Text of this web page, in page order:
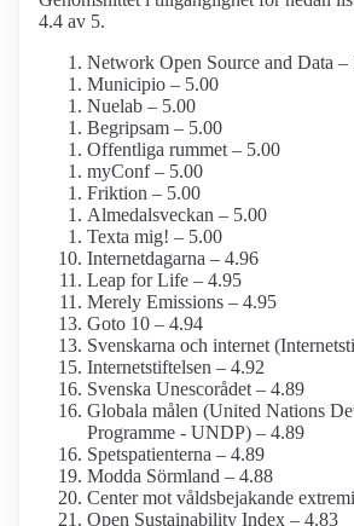
4.4 av 5.
Network Open Source and Data –
Municipio – 5.00
Nuelab – 5.00
Begripsam – 5.00
Offentliga rummet – 5.00
myConf – 5.00
Friktion – 5.00
Almedalsveckan – 5.00
Texta mig! – 5.00
Internetdagarna – 4.96
Leap for Life – 4.95
Merely Emissions – 4.95
Goto 10 – 4.94
Svenskarna och internet
Internet­stiftelsen – 4.92
Svenska Unescorådet – 4.89
Globala målen (United Nations
Programme - UNDP) – 4.89
Spetspatienterna – 4.89
Modda Sörmland – 4.88
Center mot våldsbejakande
Open Sustainability Index – 4.83